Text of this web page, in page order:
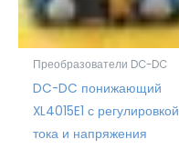
Преобразователи DC-DC
DC-DC понижающий
XL4015E1 с регулировкой
тока и напряжения